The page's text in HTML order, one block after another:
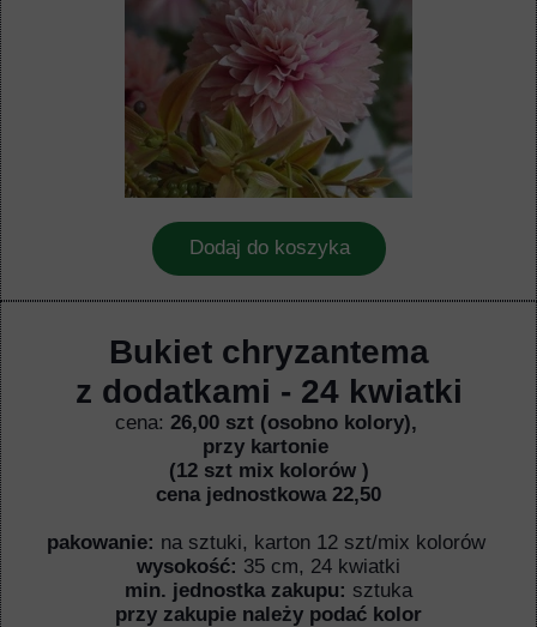
Dodaj do koszyka
Bukiet chryzantema
z dodatkami - 24 kwiatki
cena: 26,00 szt (osobno kolory),
przy kartonie
(12 szt mix kolorów )
cena jednostkowa 22,50
pakowanie: na sztuki, karton 12 szt/mix kolorów
wysokość: 35 cm, 24 kwiatki
min. jednostka zakupu: sztuka
przy zakupie należy podać kolor